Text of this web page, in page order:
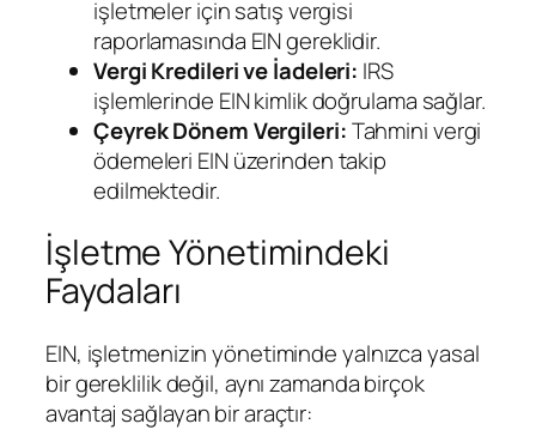
işletmeler için satış vergisi
raporlamasında EIN gereklidir.
Vergi Kredileri ve İadeleri: IRS
işlemlerinde EIN kimlik doğrulama sağlar.
Çeyrek Dönem Vergileri:Tahmini vergi
ödemeleri EIN üzerinden takip
edilmektedir.
İşletme Yönetimindeki
Faydaları
EIN, işletmenizin yönetiminde yalnızca yasal
bir gereklilik değil, aynı zamanda birçok
avantaj sağlayan bir araçtır: